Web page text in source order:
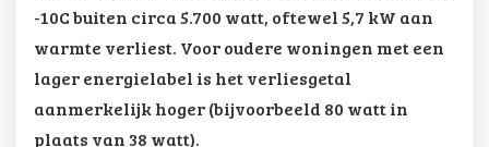
-10C buiten circa 5.700 watt, oftewel 5,7 kW aan
warmte verliest. Voor oudere woningen met een
lager energielabel is het verliesgetal
aanmerkelijk hoger (bijvoorbeeld 80 watt in
plaats van 38 watt).